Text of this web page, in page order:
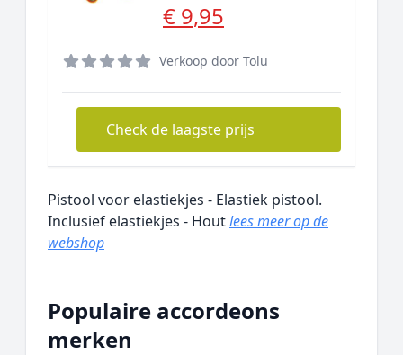
€ 9,95
Verkoop door Tolu
Check de laagste prijs
Pistool voor elastiekjes - Elastiek pistool.
Inclusief elastiekjes - Houtlees meer op de
webshop
Populaire accordeons
merken